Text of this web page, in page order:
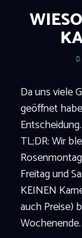
Da uns viele
geöffnet
Entscheidung.
TL;DR: Wir
Freitag und
KEINEN
auch Preise)
Wochenende.